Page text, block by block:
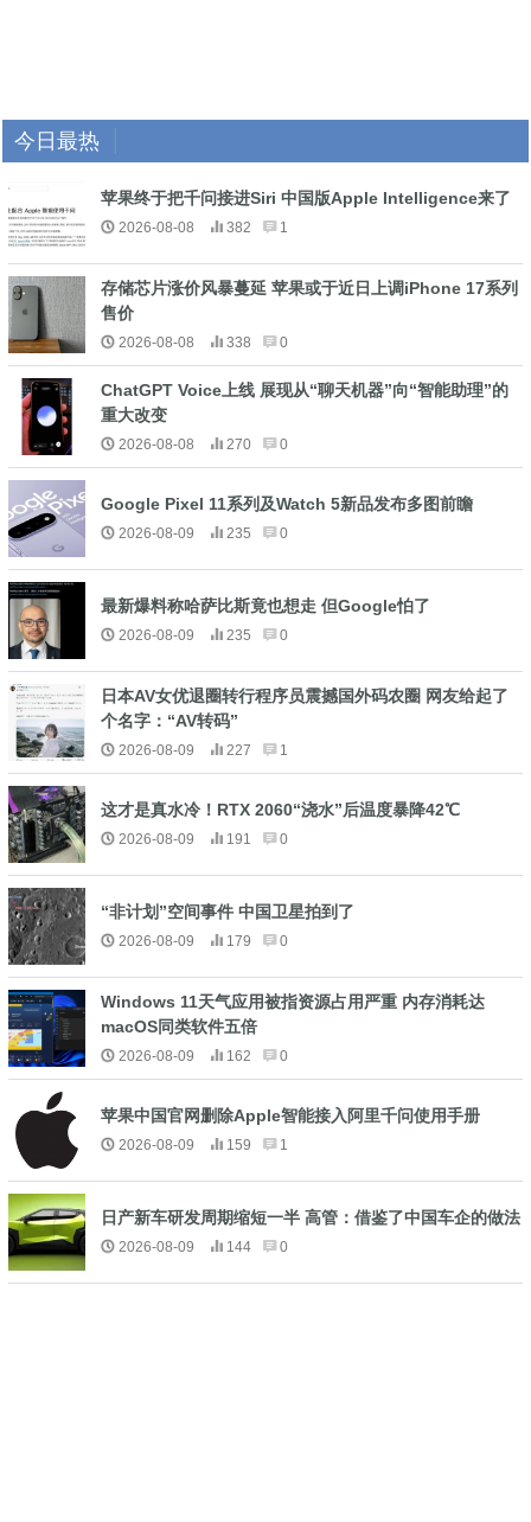
今日最热
苹果终于把千问接进Siri 中国版Apple Intelligence来了
2026-08-08 382 1
存储芯片涨价风暴蔓延 苹果或于近日上调iPhone 17系列
售价
2026-08-08 338 0
ChatGPT Voice上线 展现从“聊天机器”向“智能助理”的
重大改变
2026-08-08 270 0
Google Pixel 11系列及Watch 5新品发布多图前瞻
2026-08-09 235 0
最新爆料称哈萨比斯竟也想走 但Google怕了
2026-08-09 235 0
日本AV女优退圈转行程序员震撼国外码农圈 网友给起了
个名字：“AV转码”
2026-08-09 227 1
这才是真水冷！RTX 2060“浇水”后温度暴降42℃
2026-08-09 191 0
“非计划”空间事件 中国卫星拍到了
2026-08-09 179 0
Windows 11天气应用被指资源占用严重 内存消耗达
macOS同类软件五倍
2026-08-09 162 0
苹果中国官网删除Apple智能接入阿里千问使用手册
2026-08-09 159 1
日产新车研发周期缩短一半 高管：借鉴了中国车企的做法
2026-08-09 144 0